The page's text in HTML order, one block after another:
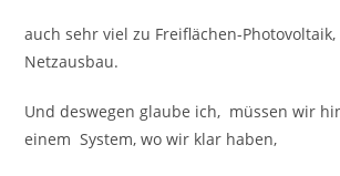
auch sehr viel zu Freiflächen-
Netzausbau.
Und deswegen glaube ich, müssen wir
einem System, wo wir klar haben,